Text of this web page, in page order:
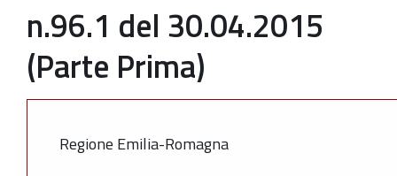
n.96.1 del 30.04.2015
(Parte Prima)
Regione Emilia-Romagna